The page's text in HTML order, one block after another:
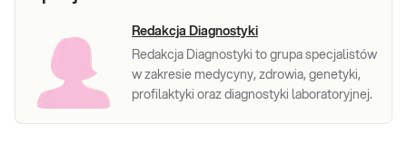
Redakcja Diagnostyki
Redakcja Diagnostyki to grupa specjalistów
w zakresie medycyny, zdrowia, genetyki,
profilaktyki oraz diagnostyki laboratoryjnej.